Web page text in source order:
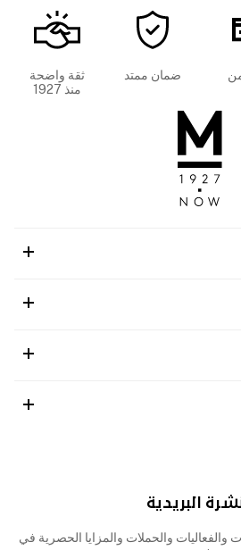
ضمان ممتد
ثقة واضحة
منذ 1927
البريدية
والفعاليات والحملات والمزايا الحصرية في